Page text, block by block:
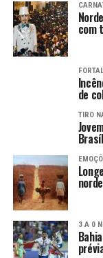
com
de
TIRO
3 A 0